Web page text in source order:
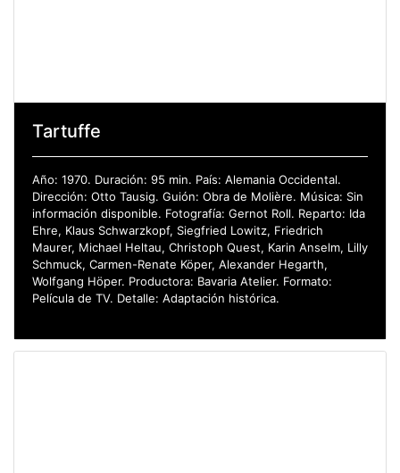
Tartuffe
Año: 1970. Duración: 95 min. País: Alemania Occidental.
Dirección: Otto Tausig. Guión: Obra de Molière. Música: Sin
información disponible. Fotografía: Gernot Roll. Reparto: Ida
Ehre, Klaus Schwarzkopf, Siegfried Lowitz, Friedrich
Maurer, Michael Heltau, Christoph Quest, Karin Anselm, Lilly
Schmuck, Carmen-Renate Köper, Alexander Hegarth,
Wolfgang Höper. Productora: Bavaria Atelier. Formato:
Película de TV. Detalle: Adaptación histórica.